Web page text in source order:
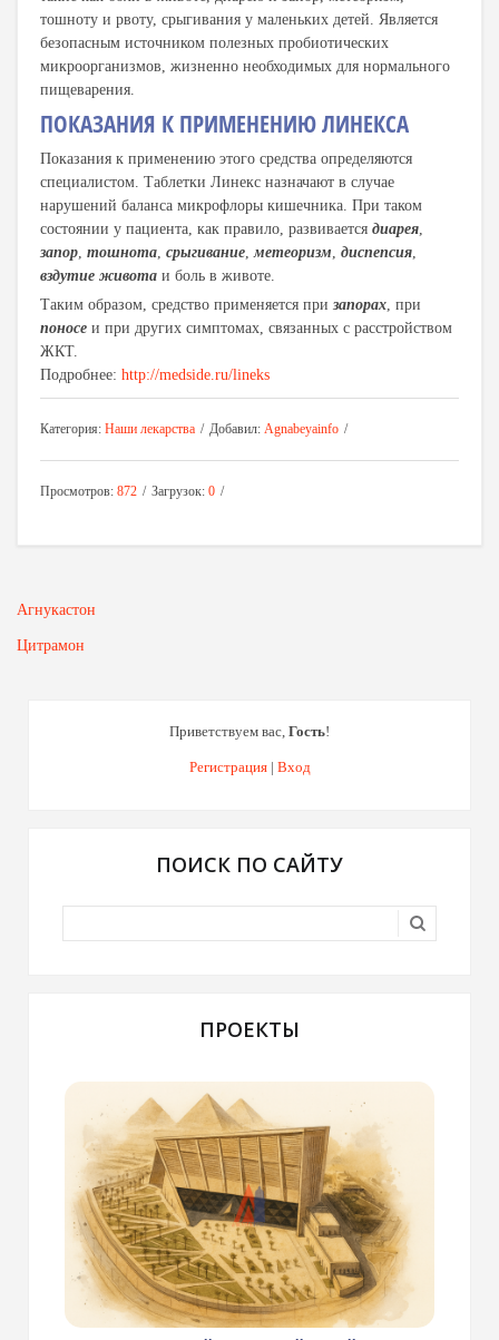
тошноту и рвоту, срыгивания у маленьких детей. Является
безопасным источником полезных пробиотических
микроорганизмов, жизненно необходимых для нормального
пищеварения.
ПОКАЗАНИЯ К ПРИМЕНЕНИЮ ЛИНЕКСА
Показания к применению этого средства определяются
специалистом. Таблетки Линекс назначают в случае
нарушений баланса микрофлоры кишечника. При таком
состоянии у пациента, как правило, развивается диарея,
запор, тошнота, срыгивание,метеоризм, диспепсия,
вздутие живота и боль в животе.
Таким образом, средство применяется при запорах, при
поносе и при других симптомах, связанных с расстройством
ЖКТ.
Подробнее: http://medside.ru/lineks
Категория: Наши лекарства Добавил: Agnabeyainfo
Просмотров: 872 Загрузок: 0
Агнукастон
Цитрамон
Приветствуем вас, Гость!
Регистрация| Вход
ПОИСК ПО САЙТУ
ПРОЕКТЫ